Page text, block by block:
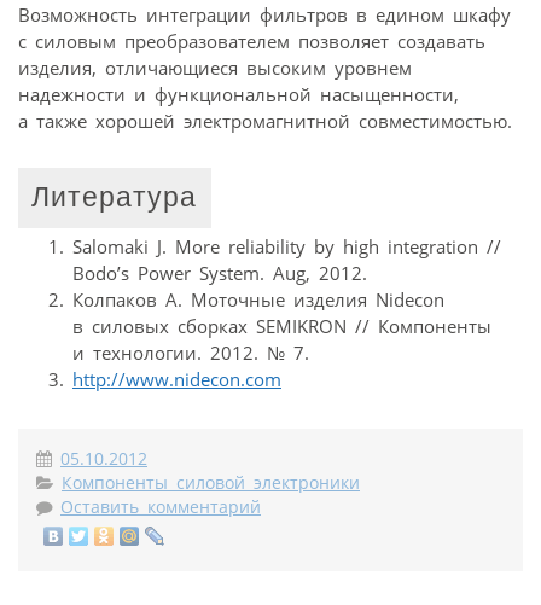
Возможность интеграции фильтров в едином шкафу
с силовым преобразователем позволяет создавать
изделия, отличающиеся высоким уровнем
надежности и функциональной насыщенности,
а также хорошей электромагнитной совместимостью.
Литература
Salomaki J. More reliability by high integration //
Bodo’s Power System. Aug, 2012.
Колпаков А. Моточные изделия Nidecon
в силовых сборках SEMIKRON // Компоненты
и технологии. 2012. № 7.
http://www.nidecon.com
05.10.2012
Компоненты силовой электроники
Оставить комментарий